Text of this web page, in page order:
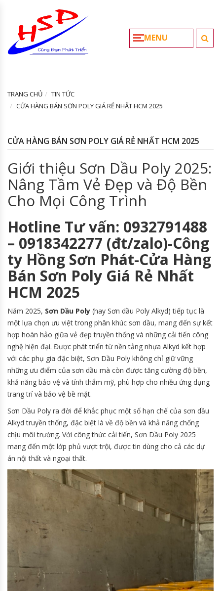
MENU
TRANG CHỦ
TIN TỨC
CỬA HÀNG BÁN SƠN POLY GIÁ RẺ NHẤT HCM 2025
CỬA HÀNG BÁN SƠN POLY GIÁ RẺ NHẤT HCM 2025
Giới thiệu Sơn Dầu Poly 2025:
Nâng Tầm Vẻ Đẹp và Độ Bền
Cho Mọi Công Trình
Hotline Tư vấn: 0932791488
– 0918342277 (đt/zalo)-Công
ty Hồng Sơn Phát-Cửa Hàng
Bán Sơn Poly Giá Rẻ Nhất
HCM 2025
Năm 2025, Sơn Dầu Poly (hay Sơn dầu Poly Alkyd) tiếp tục là
một lựa chọn ưu việt trong phân khúc sơn dầu, mang đến sự kết
hợp hoàn hảo giữa vẻ đẹp truyền thống và những cải tiến công
nghệ hiện đại. Được phát triển từ nền tảng nhựa Alkyd kết hợp
với các phụ gia đặc biệt, Sơn Dầu Poly không chỉ giữ vững
những ưu điểm của sơn dầu mà còn được tăng cường độ bền,
khả năng bảo vệ và tính thẩm mỹ, phù hợp cho nhiều ứng dụng
trang trí và bảo vệ bề mặt.
Sơn Dầu Poly ra đời để khắc phục một số hạn chế của sơn dầu
Alkyd truyền thống, đặc biệt là về độ bền và khả năng chống
chịu môi trường. Với công thức cải tiến, Sơn Dầu Poly 2025
mang đến một lớp phủ vượt trội, được tin dùng cho cả các dự
án nội thất và ngoại thất.